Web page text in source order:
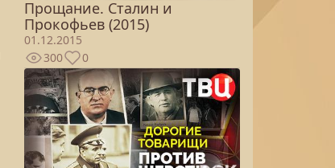
Прощание. Сталин и
Прокофьев (2015)
01.12.2015
300
0